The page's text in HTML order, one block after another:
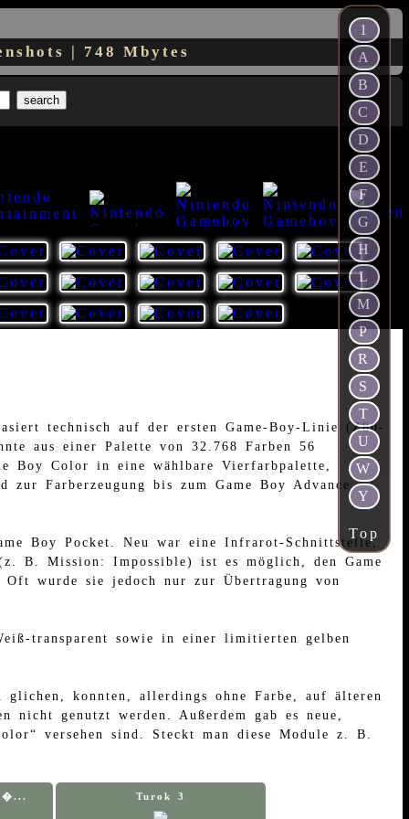
| 748 Mbytes
66 59 55 44
technisch auf der ersten Game-Boy-Linie (Z80-
aus einer Palette von 32.768 Farben 56
Boy Color in eine wählbare Vierfarbpalette,
Farberzeugung bis zum Game Boy Advance
Boy Pocket. Neu war eine Infrarot-Schnittstelle,
B. Mission: Impossible) ist es möglich, den Game
wurde sie jedoch nur zur Übertragung von
transparent sowie in einer limitierten gelben
glichen, konnten, allerdings ohne Farbe, auf älteren
nicht genutzt werden. Außerdem gab es neue,
versehen sind. Steckt man diese Module z. B.
Turok 3
1
A
B
C
D
E
F
G
H
L
M
P
R
S
T
U
W
Y
Top